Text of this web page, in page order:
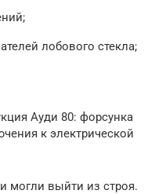
лобового стекла;
Ауди 80: форсунка
к электрической
могли выйти из строя.